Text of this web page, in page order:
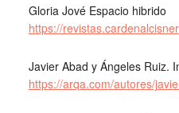
Gloria Jové Espacio hibrido
https://
Javier Abad y Ángeles Ruiz.
https://arqa.com/autores/